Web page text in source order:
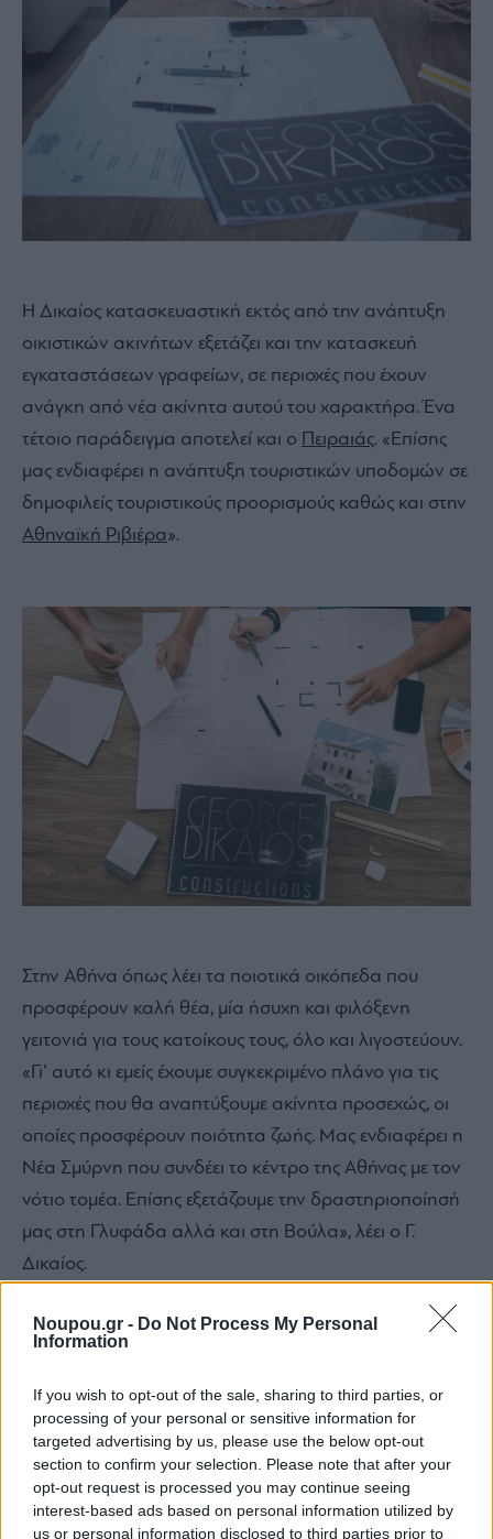
Noupou.gr - Do Not Process My Personal
Information
If you wish to opt-out of the sale, sharing to third parties, or
processing of your personal or sensitive information for
targeted advertising by us, please use the below opt-out
section to confirm your selection. Please note that after your
opt-out request is processed you may continue seeing
interest-based ads based on personal information utilized by
us or personal information disclosed to third parties prior to
H Δικαίος κατασκευαστική εκτός από την ανάπτυξη
οικιστικών ακινήτων εξετάζει και την κατασκευή
εγκαταστάσεων γραφείων, σε περιοχές που έχουν
ανάγκη από νέα ακίνητα αυτού του χαρακτήρα. Ένα
τέτοιο παράδειγμα αποτελεί και ο Πειραιάς. «Επίσης
μας ενδιαφέρει η ανάπτυξη τουριστικών υποδομών σε
δημοφιλείς τουριστικούς προορισμούς καθώς και στην
Αθηναϊκή Ριβιέρα».
Στην Αθήνα όπως λέει τα ποιοτικά οικόπεδα που
προσφέρουν καλή θέα, μία ήσυχη και φιλόξενη
γειτονιά για τους κατοίκους τους, όλο και λιγοστεύουν.
«Γι’ αυτό κι εμείς έχουμε συγκεκριμένο πλάνο για τις
περιοχές που θα αναπτύξουμε ακίνητα προσεχώς, οι
οποίες προσφέρουν ποιότητα ζωής. Μας ενδιαφέρει η
Νέα Σμύρνη που συνδέει το κέντρο της Αθήνας με τον
νότιο τομέα. Επίσης εξετάζουμε την δραστηριοποίησή
μας στη Γλυφάδα αλλά και στη Βούλα», λέει ο Γ.
Δικαίος.